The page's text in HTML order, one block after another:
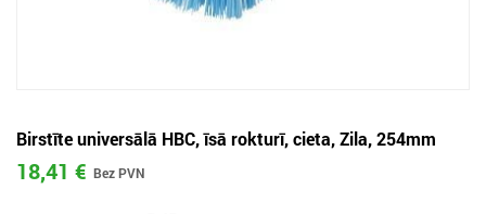
Birstīte universālā HBC, īsā rokturī, cieta, Zila, 254mm
18,41 €